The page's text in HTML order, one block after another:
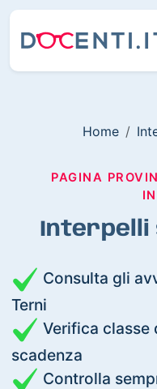
Home
PAGINA
Interpelli
Consulta gli
Terni
Verifica classe
scadenza
Controlla